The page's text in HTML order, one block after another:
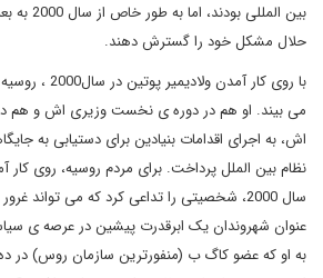
بین
حلال مشکل خود را گسترش دهند.
با روی کار آمدن
می بیند. او هم در دوره ی نخست وزیری اش و هم
اش، به اجرای اقدامات بنیادین برای دستیابی به
نظام بین الملل پرداخت. برای مردم روسیه، روی کار
سال 2000، شخصیتی را تداعی کرد که می تواند
عنوان شهروندان یک ابرقدرت پیشین در عرصه ی
به او که عضو کاگ ب (منفورترین سازمان روس) در